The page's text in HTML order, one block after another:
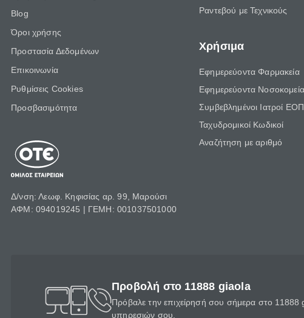
Blog
Όροι χρήσης
Προστασία Δεδομένων
Επικοινωνία
Ρυθμίσεις Cookies
Προσβασιμότητα
Δ/νση: Λεωφ. Κηφισίας αρ. 99, Μαρούσι
ΑΦΜ: 094019245 | ΓΕΜΗ: 001037501000
Ραντεβού με Τεχνικούς
Χρήσιμα
Εφημερεύοντα Φαρμακεία
Εφημερεύοντα Νοσοκομεία
Συμβεβλημένοι Ιατροί
Ταχυδρομικοί Κωδικοί
Αναζήτηση με αριθμό
Προβολή στο 11888 giaola
Πρόβαλε την επιχείρησή σου σήμερα στο 11888
υπηρεσιών σου.